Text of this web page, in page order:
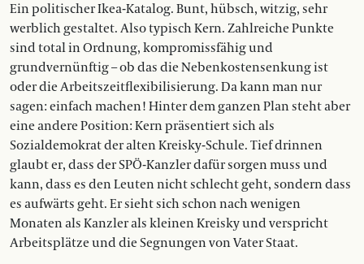
Ein politischer Ikea-Katalog. Bunt, hübsch, witzig, sehr
werblich gestaltet. Also typisch Kern. Zahlreiche Punkte
sind total in Ordnung, kompromissfähig und
grundvernünftig – ob das die Nebenkostensenkung ist
oder die Arbeitszeitflexibilisierung. Da kann man nur
sagen: einfach machen! Hinter dem ganzen Plan steht aber
eine andere Position: Kern präsentiert sich als
Sozialdemokrat der alten Kreisky-Schule. Tief drinnen
glaubt er, dass der SPÖ-Kanzler dafür sorgen muss und
kann, dass es den Leuten nicht schlecht geht, sondern dass
es aufwärts geht. Er sieht sich schon nach wenigen
Monaten als Kanzler als kleinen Kreisky und verspricht
Arbeitsplätze und die Segnungen von Vater Staat.